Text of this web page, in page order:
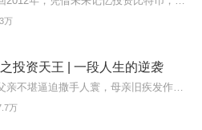
万
之投资天王 | 一段人生的逆袭
万